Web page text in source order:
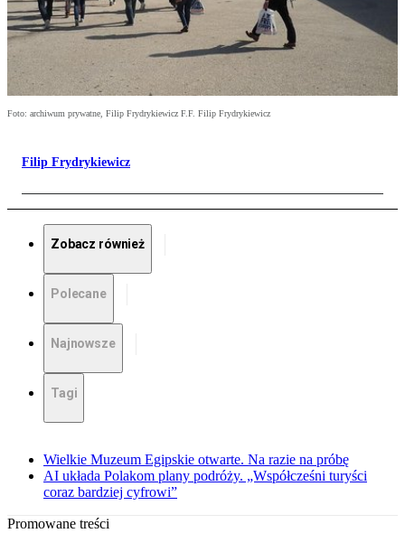
Foto: archiwum prywatne, Filip Frydrykiewicz F.F. Filip Frydrykiewicz
Filip Frydrykiewicz
Zobacz również
Polecane
Najnowsze
Tagi
Wielkie Muzeum Egipskie otwarte. Na razie na próbę
AI układa Polakom plany podróży. „Współcześni turyści
coraz bardziej cyfrowi”
Promowane treści